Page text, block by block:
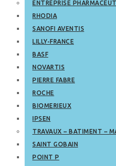
ENTREPRISE
RHODIA
SANOFI AVENTIS
LILLY-FRANCE
BASF
NOVARTIS
PIERRE FABRE
ROCHE
BIOMERIEUX
IPSEN
TRAVAUX – BATIMENT –
SAINT GOBAIN
POINT P